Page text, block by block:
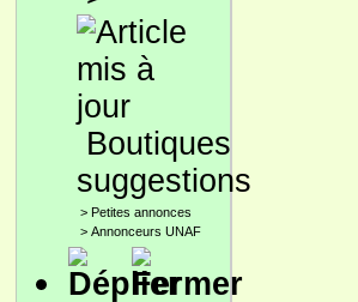
Boutiques
suggestions
> Petites annonces
> Annonceurs UNAF